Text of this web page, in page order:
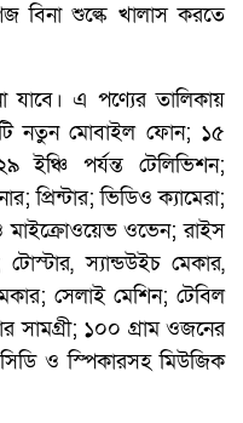
বিনা শুল্কে খালাস করতে
যাবে। এ পণ্যের তালিকায়
নতুন মোবাইল ফোন; ১৫
ইঞ্চি পর্যন্ত টেলিভিশন;
প্রিন্টার; ভিডিও ক্যামেরা;
মাইক্রোওয়েভ ওভেন; রাইস
স্যান্ডউইচ মেকার,
সেলাই মেশিন; টেবিল
সামগ্রী; ১০০ গ্রাম ওজনের
ও স্পিকারসহ মিউজিক